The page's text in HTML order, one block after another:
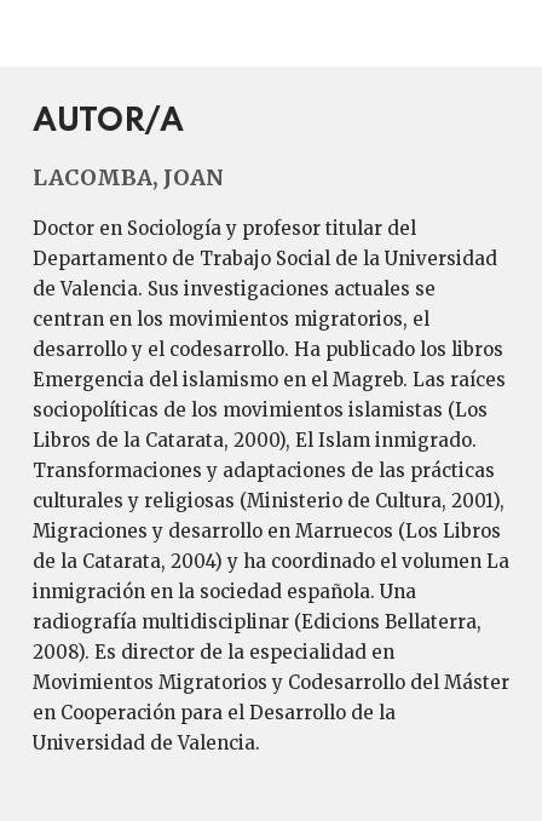
AUTOR/A
LACOMBA, JOAN
Doctor en Sociología y profesor titular del
Departamento de Trabajo Social de la Universidad
de Valencia. Sus investigaciones actuales se
centran en los movimientos migratorios, el
desarrollo y el codesarrollo. Ha publicado los libros
Emergencia del islamismo en el Magreb. Las raíces
sociopolíticas de los movimientos islamistas (Los
Libros de la Catarata, 2000), El Islam inmigrado.
Transformaciones y adaptaciones de las prácticas
culturales y religiosas (Ministerio de Cultura, 2001),
Migraciones y desarrollo en Marruecos (Los Libros
de la Catarata, 2004) y ha coordinado el volumen La
inmigración en la sociedad española. Una
radiografía multidisciplinar (Edicions Bellaterra,
2008). Es director de la especialidad en
Movimientos Migratorios y Codesarrollo del Máster
en Cooperación para el Desarrollo de la
Universidad de Valencia.